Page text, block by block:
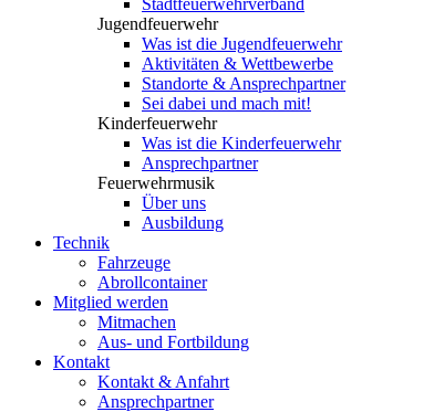
Stadtfeuerwehrverband
Jugendfeuerwehr
Was ist die Jugendfeuerwehr
Aktivitäten & Wettbewerbe
Standorte & Ansprechpartner
Sei dabei und mach mit!
Kinderfeuerwehr
Was ist die Kinderfeuerwehr
Ansprechpartner
Feuerwehrmusik
Über uns
Ausbildung
Technik
Fahrzeuge
Abrollcontainer
Mitglied werden
Mitmachen
Aus- und Fortbildung
Kontakt
Kontakt & Anfahrt
Ansprechpartner